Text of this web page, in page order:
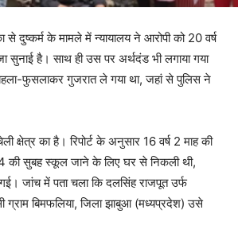
से दुष्कर्म के मामले में न्यायालय ने आरोपी को 20 वर्ष
सुनाई है। साथ ही उस पर अर्थदंड भी लगाया गया
फुसलाकर गुजरात ले गया था, जहां से पुलिस ने
क्षेत्र का है। रिपोर्ट के अनुसार 16 वर्ष 2 माह की
की सुबह स्कूल जाने के लिए घर से निकली थी,
जांच में पता चला कि दलसिंह राजपूत उर्फ
ग्राम बिमफलिया, जिला झाबुआ (मध्यप्रदेश) उसे